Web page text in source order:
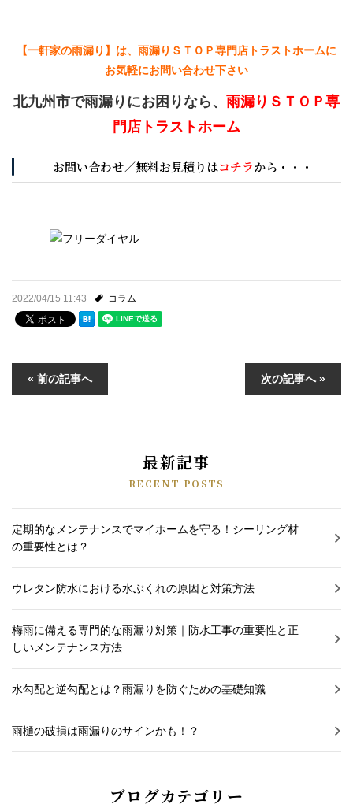
【一軒家の雨漏り】は、雨漏りＳＴＯＰ専門店トラストホームに
お気軽にお問い合わせ下さい
北九州市で雨漏りにお困りなら、 雨漏りＳＴＯＰ専
門店トラストホーム
お問い合わせ／無料お見積りはコチラから・・・
2022/04/15 11:43 コラム
« 前の記事へ 次の記事へ »
最新記事
RECENT POSTS
定期的なメンテナンスでマイホームを守る！シーリング材
の重要性とは？
ウレタン防水における水ぶくれの原因と対策方法
梅雨に備える専門的な雨漏り対策｜防水工事の重要性と正
しいメンテナンス方法
水勾配と逆勾配とは？雨漏りを防ぐための基礎知識
雨樋の破損は雨漏りのサインかも！？
ブログカテゴリー